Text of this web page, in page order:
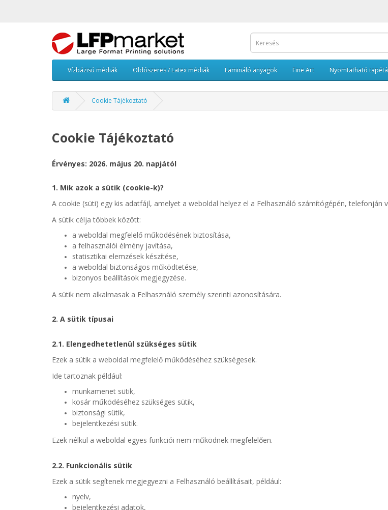
Vízbázisú médiák Oldószeres / Latex médiák Lamináló anyagok Fine Art Nyomtatható
Cookie Tájékoztató
Cookie Tájékoztató
Érvényes: 2026. május 20. napjától
1. Mik azok a sütik (cookie-k)?
A cookie (süti) egy kis adatfájl, amelyet a weboldal helyez el a Felhasználó számítógépén, telefonján
A sütik célja többek között:
a weboldal megfelelő működésének biztosítása,
a felhasználói élmény javítása,
statisztikai elemzések készítése,
a weboldal biztonságos működtetése,
bizonyos beállítások megjegyzése.
A sütik nem alkalmasak a Felhasználó személy szerinti azonosítására.
2. A sütik típusai
2.1. Elengedhetetlenül szükséges sütik
Ezek a sütik a weboldal megfelelő működéséhez szükségesek.
Ide tartoznak például:
munkamenet sütik,
kosár működéséhez szükséges sütik,
biztonsági sütik,
bejelentkezési sütik.
Ezek nélkül a weboldal egyes funkciói nem működnek megfelelően.
2.2. Funkcionális sütik
Ezek a sütik segítenek megjegyezni a Felhasználó beállításait, például:
nyelv,
bejelentkezési adatok,